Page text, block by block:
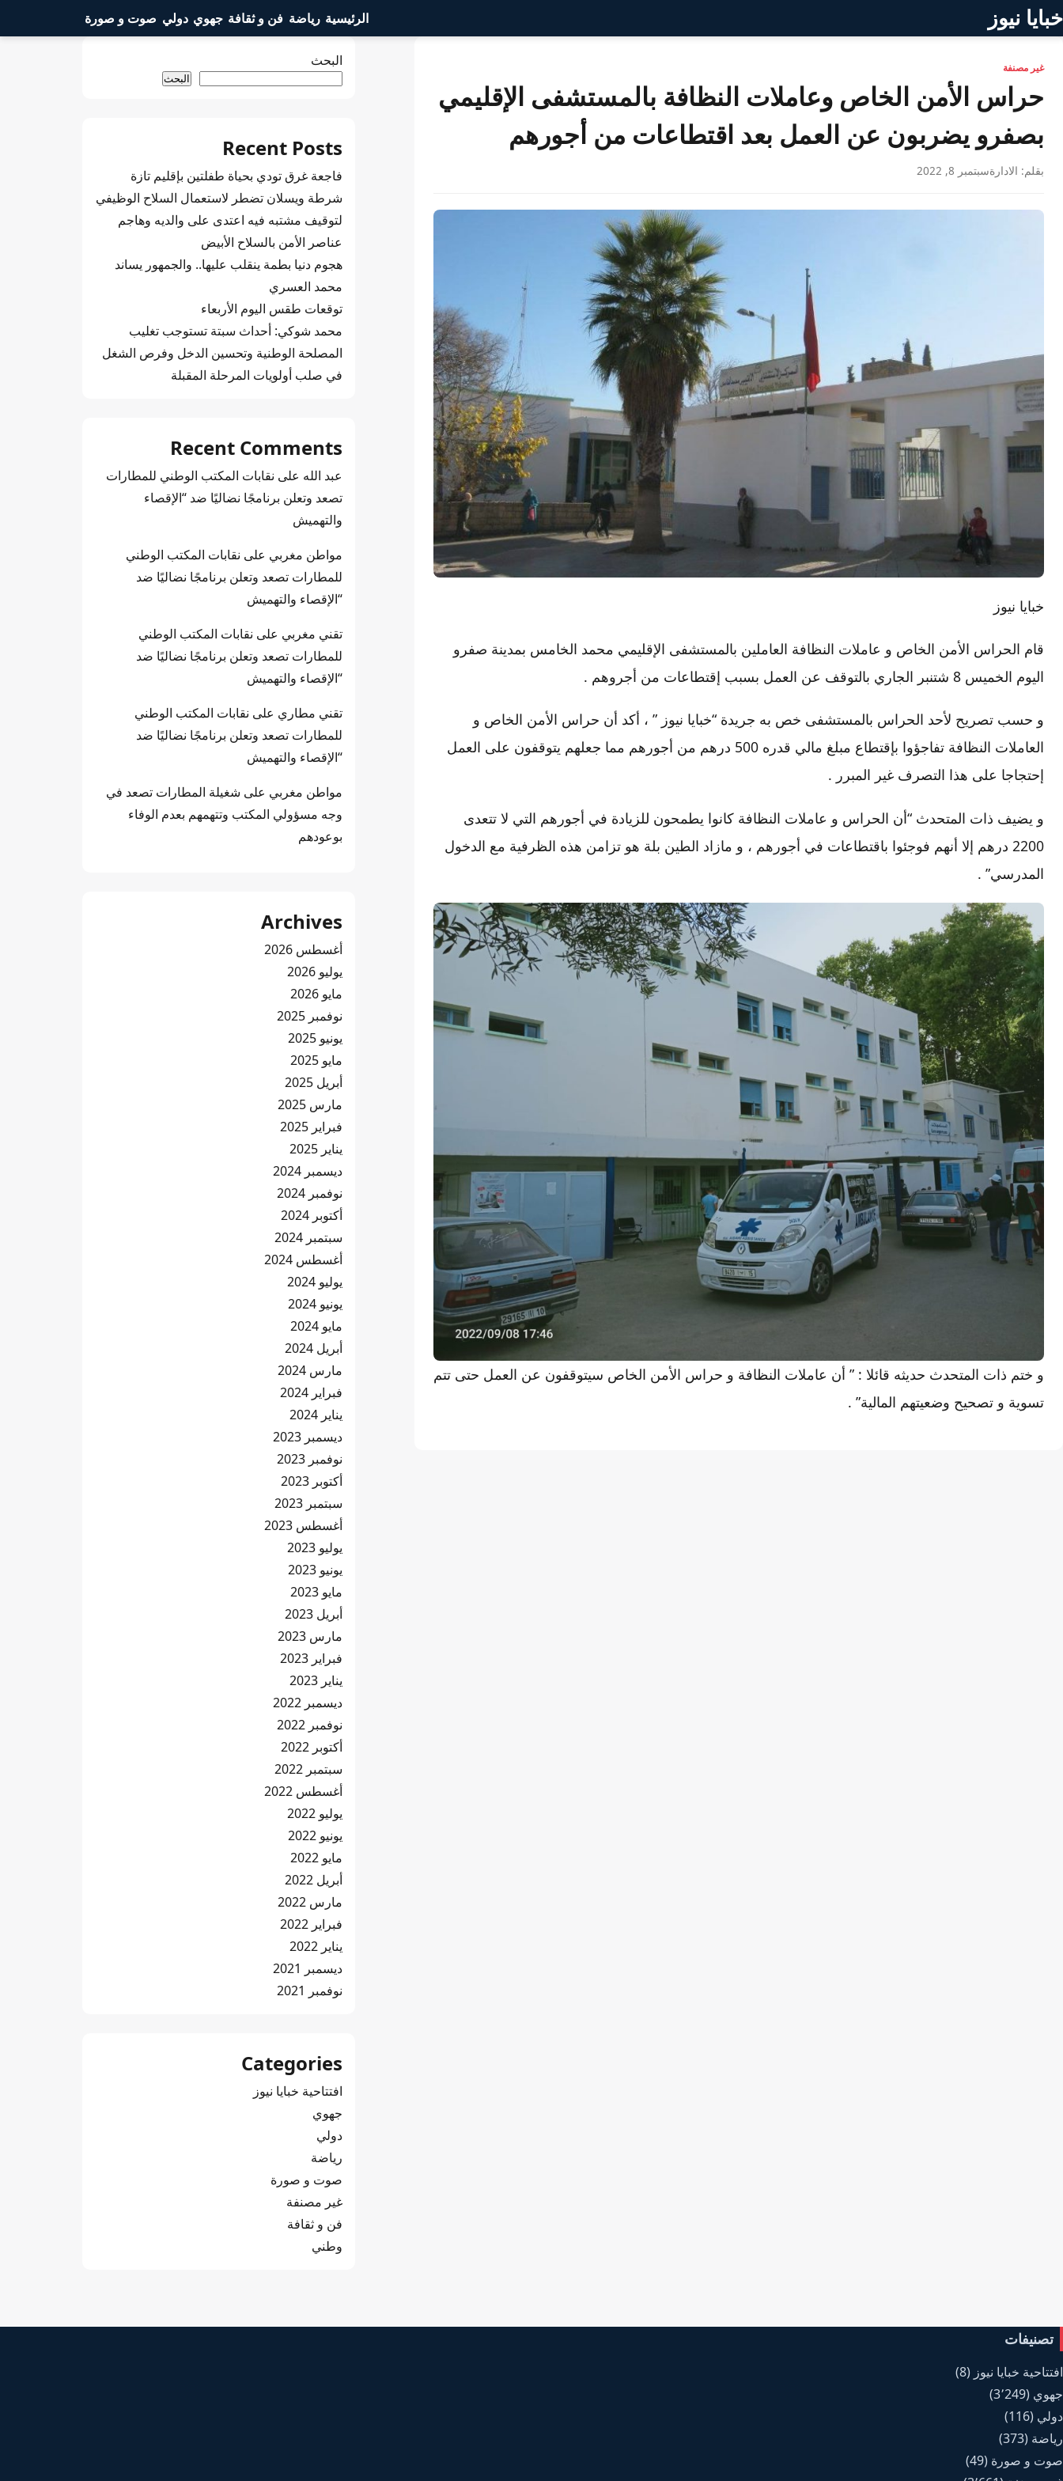
خبايا نيوز الرئيسية رياضة فن و ثقافة جهوي دولي صوت و صورة
غير مصنفة
حراس الأمن الخاص وعاملات النظافة بالمستشفى الإقليمي
بصفرو يضربون عن العمل بعد اقتطاعات من أجورهم
بقلم: الادارةسبتمبر 8, 2022
خبايا نيوز
قام الحراس الأمن الخاص و عاملات النظافة العاملين بالمستشفى الإقليمي محمد الخامس بمدينة صفرو
اليوم الخميس 8 شتنبر الجاري بالتوقف عن العمل بسبب إقتطاعات من أجروهم .
و حسب تصريح لأحد الحراس بالمستشفى خص به جريدة “خبايا نيوز ” ، أكد أن حراس الأمن الخاص و
العاملات النظافة تفاجؤوا بإقتطاع مبلغ مالي قدره 500 درهم من أجورهم مما جعلهم يتوقفون على العمل
إحتجاجا على هذا التصرف غير المبرر .
و يضيف ذات المتحدث “أن الحراس و عاملات النظافة كانوا يطمحون للزيادة في أجورهم التي لا تتعدى
2200 درهم إلا أنهم فوجئوا باقتطاعات في أجورهم ، و مازاد الطين بلة هو تزامن هذه الظرفية مع الدخول
المدرسي” .
و ختم ذات المتحدث حديثه قائلا : ” أن عاملات النظافة و حراس الأمن الخاص سيتوقفون عن العمل حتى تتم
تسوية و تصحيح وضعيتهم المالية” .
البحث
البحث
Recent Posts
فاجعة غرق تودي بحياة طفلتين بإقليم تازة
شرطة ويسلان تضطر لاستعمال السلاح الوظيفي
لتوقيف مشتبه فيه اعتدى على والديه وهاجم
عناصر الأمن بالسلاح الأبيض
هجوم دنيا بطمة ينقلب عليها.. والجمهور يساند
محمد العسري
توقعات طقس اليوم الأربعاء
محمد شوكي: أحداث سبتة تستوجب تغليب
المصلحة الوطنية وتحسين الدخل وفرص الشغل
في صلب أولويات المرحلة المقبلة
Recent Comments
عبد الله على نقابات المكتب الوطني للمطارات
تصعد وتعلن برنامجًا نضاليًا ضد “الإقصاء
والتهميش
مواطن مغربي على نقابات المكتب الوطني
للمطارات تصعد وتعلن برنامجًا نضاليًا ضد
“الإقصاء والتهميش
تقني مغربي على نقابات المكتب الوطني
للمطارات تصعد وتعلن برنامجًا نضاليًا ضد
“الإقصاء والتهميش
تقني مطاري على نقابات المكتب الوطني
للمطارات تصعد وتعلن برنامجًا نضاليًا ضد
“الإقصاء والتهميش
مواطن مغربي على شغيلة المطارات تصعد في
وجه مسؤولي المكتب وتتهمهم بعدم الوفاء
بوعودهم
Archives
أغسطس 2026
يوليو 2026
مايو 2026
نوفمبر 2025
يونيو 2025
مايو 2025
أبريل 2025
مارس 2025
فبراير 2025
يناير 2025
ديسمبر 2024
نوفمبر 2024
أكتوبر 2024
سبتمبر 2024
أغسطس 2024
يوليو 2024
يونيو 2024
مايو 2024
أبريل 2024
مارس 2024
فبراير 2024
يناير 2024
ديسمبر 2023
نوفمبر 2023
أكتوبر 2023
سبتمبر 2023
أغسطس 2023
يوليو 2023
يونيو 2023
مايو 2023
أبريل 2023
مارس 2023
فبراير 2023
يناير 2023
ديسمبر 2022
نوفمبر 2022
أكتوبر 2022
سبتمبر 2022
أغسطس 2022
يوليو 2022
يونيو 2022
مايو 2022
أبريل 2022
مارس 2022
فبراير 2022
يناير 2022
ديسمبر 2021
نوفمبر 2021
Categories
افتتاحية خبايا نيوز
جهوي
دولي
رياضة
صوت و صورة
غير مصنفة
فن و ثقافة
وطني
تصنيفات
افتتاحية خبايا نيوز (8)
جهوي (3٬249)
دولي (116)
رياضة (373)
صوت و صورة (49)